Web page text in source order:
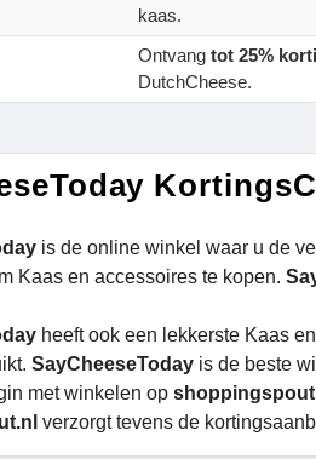
kaas.
Ontvang tot 25%
DutchCheese.
is de online winkel waar u de
Kaas en accessoires te kopen.
heeft ook een lekkerste Kaas
SayCheeseToday is de beste
met winkelen op
verzorgt tevens de